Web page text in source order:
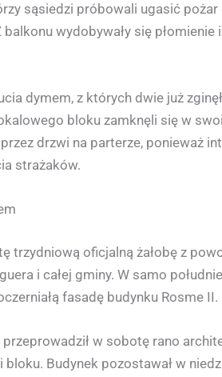
sąsiedzi próbowali ugasić
wydobywały się
dymem, z których dwie już
bloku zamknęli się w
drzwi na parterze, ponieważ
strażaków.
trzydniową oficjalną żałobę z
i całej gminy. W samo
fasadę budynku Rosme II.
w sobotę rano
Budynek pozostawał w